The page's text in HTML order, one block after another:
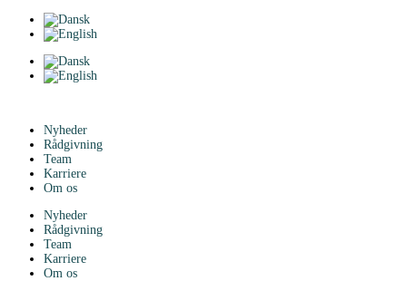
Nyheder
Rådgivning
Team
Karriere
Om os
Nyheder
Rådgivning
Team
Karriere
Om os